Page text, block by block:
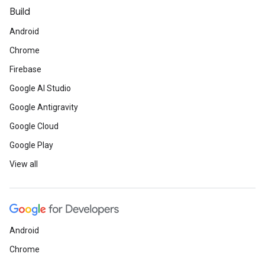
Build
Android
Chrome
Firebase
Google AI Studio
Google Antigravity
Google Cloud
Google Play
View all
Android
Chrome